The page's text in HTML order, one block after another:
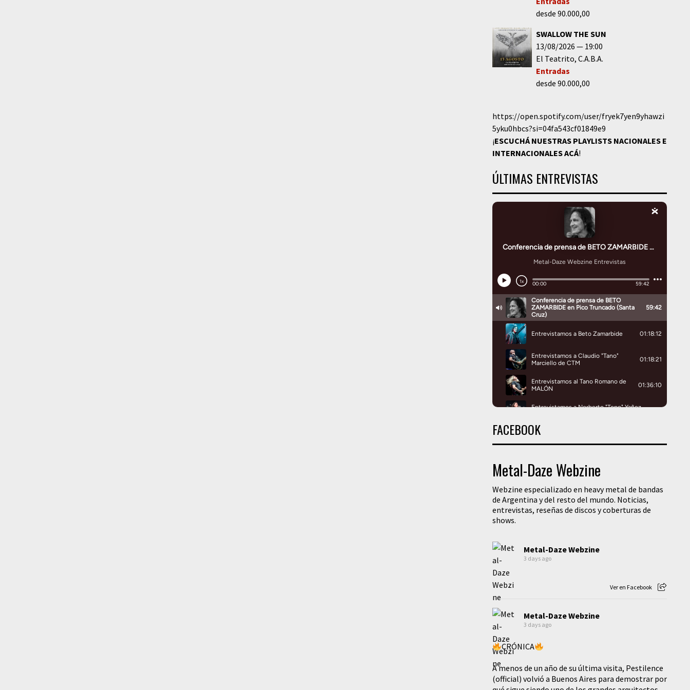
desde 90.000,00
SWALLOW THE SUN
13/08/2026
19:00
El Teatrito C.A.B.A.
Entradas
desde 90.000,00
https://open.spotify.com/user/fryek7yen9yhawzi
5yku0hbcs?si=04fa543cf01849e9
¡ESCUCHÁ NUESTRAS PLAYLISTS NACIONALES E
INTERNACIONALESACÁ!
ÚLTIMAS ENTREVISTAS
FACEBOOK
Metal-Daze Webzine
Webzine especializado en heavy metal de bandas
de Argentina y del resto del mundo. Noticias,
entrevistas, reseñas de discos y coberturas de
shows.
Metal-Daze Webzine
3 days ago
Ver en Facebook
Metal-Daze Webzine
3 days ago
CRÓNICA
A menos de un año de su última visita, Pestilence
(official) volvió a Buenos Aires para demostrar por